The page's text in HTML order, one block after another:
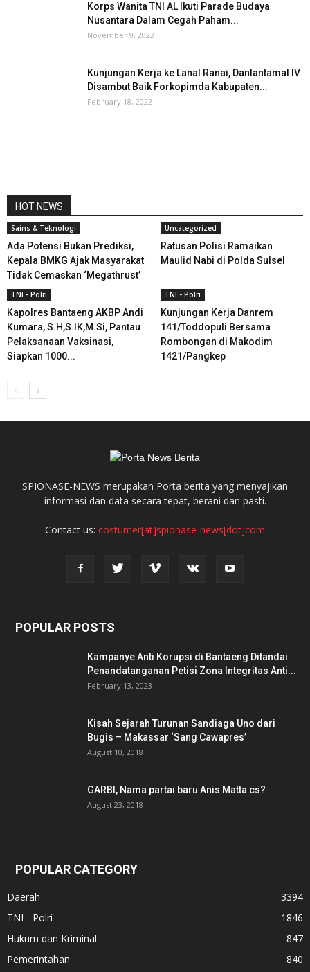
Korps Wanita TNI AL Ikuti Parade Budaya
Nusantara Dalam Cegah Paham...
November 9, 2022
Kunjungan Kerja ke Lanal Ranai, Danlantamal IV
Disambut Baik Forkopimda Kabupaten...
February 18, 2022
HOT NEWS
Sains & Teknologi
Ada Potensi Bukan Prediksi,
Kepala BMKG Ajak Masyarakat
Tidak Cemaskan ‘Megathrust’
Uncategorized
Ratusan Polisi Ramaikan
Maulid Nabi di Polda Sulsel
TNI - Polri
Kapolres Bantaeng AKBP Andi
Kumara, S.H,S.IK,M.Si, Pantau
Pelaksanaan Vaksinasi,
Siapkan 1000...
TNI - Polri
Kunjungan Kerja Danrem
141/Toddopuli Bersama
Rombongan di Makodim
1421/Pangkep
SPIONASE-NEWS merupakan Porta berita yang menyajikan
informasi dan data secara tepat, berani dan pasti.
Contact us: costumer[at]spionase-news[dot]com
POPULAR POSTS
Kampanye Anti Korupsi di Bantaeng Ditandai
Penandatanganan Petisi Zona Integritas Anti...
February 13, 2023
Kisah Sejarah Turunan Sandiaga Uno dari
Bugis – Makassar ‘Sang Cawapres’
August 10, 2018
GARBI, Nama partai baru Anis Matta cs?
August 23, 2018
POPULAR CATEGORY
Daerah
3394
TNI - Polri
1846
Hukum dan Kriminal
847
Pemerintahan
840